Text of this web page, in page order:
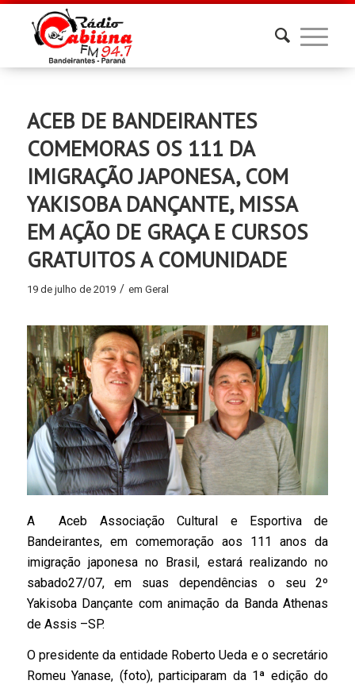
ACEB DE BANDEIRANTES
COMEMORAS OS 111 DA
IMIGRAÇÃO JAPONESA, COM
YAKISOBA DANÇANTE, MISSA
EM AÇÃO DE GRAÇA E CURSOS
GRATUITOS A COMUNIDADE
19 de julho de 2019 / em Geral
A Aceb Associação Cultural e Esportiva de
Bandeirantes, em comemoração aos 111 anos da
imigração japonesa no Brasil, estará realizando no
sabado27/07, em suas dependências o seu 2º
Yakisoba Dançante com animação da Banda Athenas
de Assis –SP.
O presidente da entidade Roberto Ueda e o secretário
Romeu Yanase, (foto), participaram da 1ª edição do